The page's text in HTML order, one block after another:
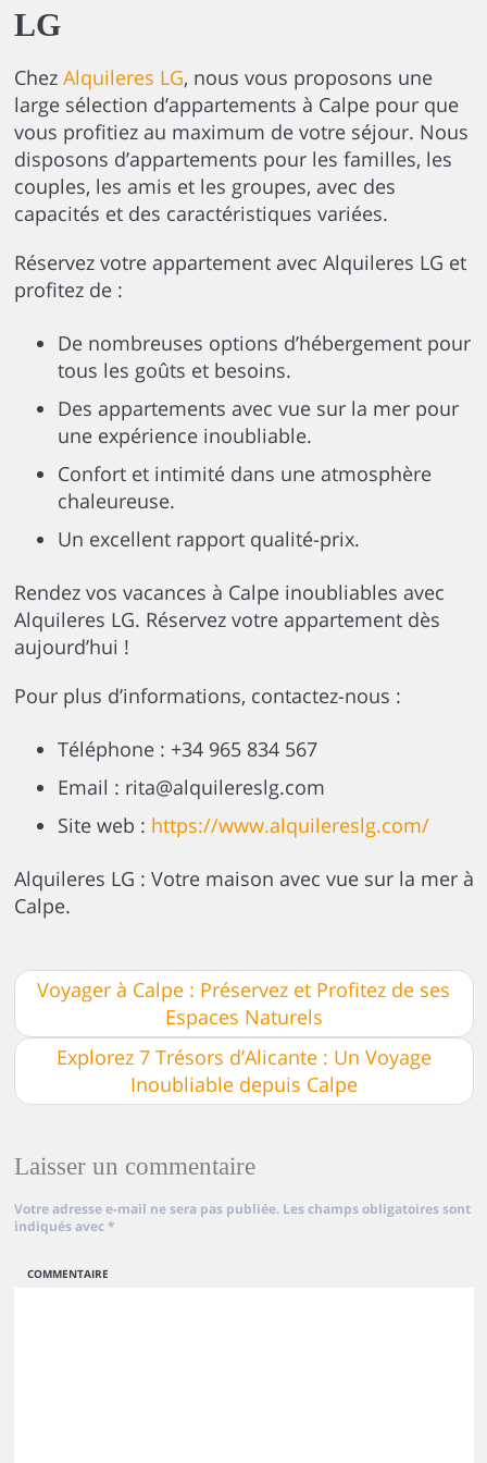
LG
Chez Alquileres LG, nous vous proposons une
large sélection d’appartements à Calpe pour que
vous profitiez au maximum de votre séjour. Nous
disposons d’appartements pour les familles, les
couples, les amis et les groupes, avec des
capacités et des caractéristiques variées.
Réservez votre appartement avec Alquileres LG et
profitez de :
De nombreuses options d’hébergement pour
tous les goûts et besoins.
Des appartements avec vue sur la mer pour
une expérience inoubliable.
Confort et intimité dans une atmosphère
chaleureuse.
Un excellent rapport qualité-prix.
Rendez vos vacances à Calpe inoubliables avec
Alquileres LG. Réservez votre appartement dès
aujourd’hui !
Pour plus d’informations, contactez-nous :
Téléphone : +34 965 834 567
Email : rita@alquilereslg.com
Site web : https://www.alquilereslg.com/
Alquileres LG : Votre maison avec vue sur la mer à
Calpe.
Voyager à Calpe : Préservez et Profitez de ses
Espaces Naturels
Explorez 7 Trésors d’Alicante : Un Voyage
Inoubliable depuis Calpe
Laisser un commentaire
Votre adresse e-mail ne sera pas publiée.Les champs obligatoires sont
indiqués avec*
COMMENTAIRE